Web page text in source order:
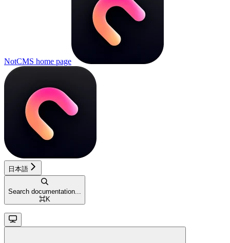
NotCMS home page
日本語
Search documentation...
⌘K